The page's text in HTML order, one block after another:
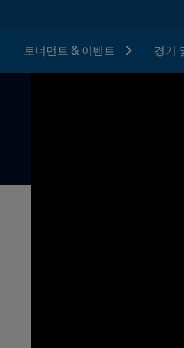
토너먼트 & 이벤트 경기